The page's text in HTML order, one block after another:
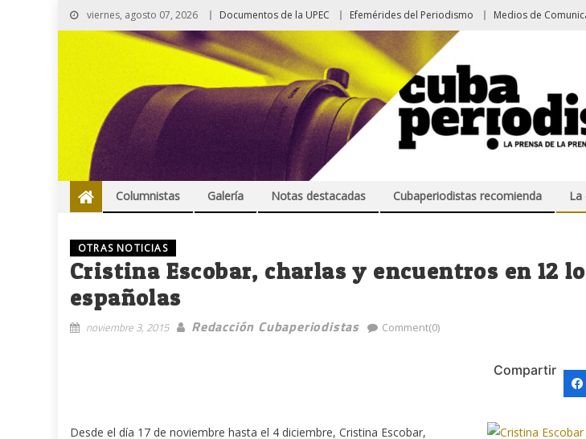
viernes, agosto 07, 2026 Documentos de la UPEC Efemérides del Periodismo Medios de
Columnistas Galería Notas destacadas Cubaperiodistas recomienda La
OTRAS NOTICIAS
Cristina Escobar, charlas y encuentros en 12
españolas
noviembre 3, 2015 Redacción Cubaperiodistas Comment(0)
Compartir
Desde el día 17 de noviembre hasta el 4 diciembre, Cristina Escobar,